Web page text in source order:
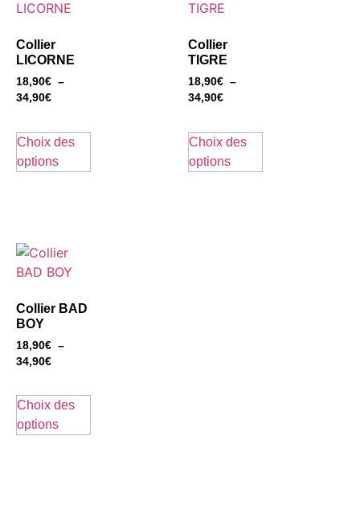
Collier
LICORNE
18,90€ –
34,90€
Choix des
options
Collier
TIGRE
18,90€ –
34,90€
Choix des
options
Collier BAD
BOY
18,90€ –
34,90€
Choix des
options